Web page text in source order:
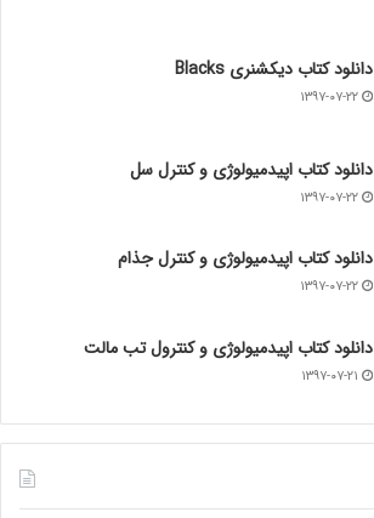
دانلود کتاب دیکشنری Blacks
۱۳۹۷-۰۷-۲۲
دانلود کتاب اپیدمیولوژی و کنترل سل
۱۳۹۷-۰۷-۲۲
دانلود کتاب اپیدمیولوژی و کنترل جذام
۱۳۹۷-۰۷-۲۲
دانلود کتاب اپیدمیولوژی و کنترول تب مالت
۱۳۹۷-۰۷-۲۱